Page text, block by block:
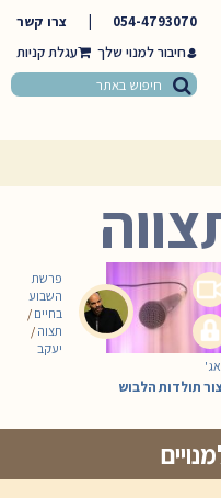
054-4793070
צרו קשר
חיבור למנוי שלך
פרשת
השבוע
בחיים /
תצוה /
יעקב
תולדות הלבוש